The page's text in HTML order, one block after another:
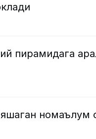
пирамидага
номаълум